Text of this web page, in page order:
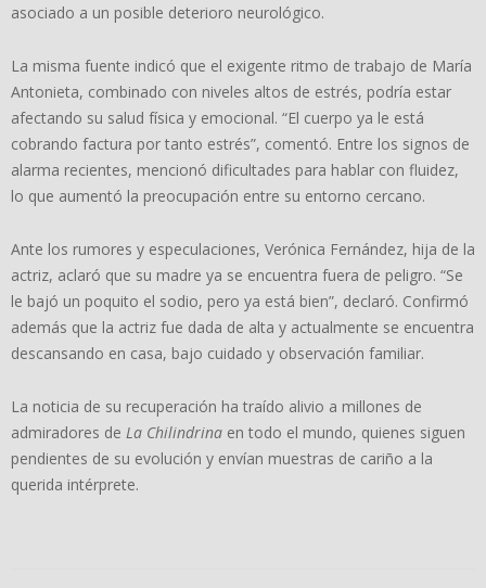
asociado a un posible deterioro neurológico.
La misma fuente indicó que el exigente ritmo de trabajo de María
Antonieta, combinado con niveles altos de estrés, podría estar
afectando su salud física y emocional. “El cuerpo ya le está
cobrando factura por tanto estrés”, comentó. Entre los signos de
alarma recientes, mencionó dificultades para hablar con fluidez,
lo que aumentó la preocupación entre su entorno cercano.
Ante los rumores y especulaciones, Verónica Fernández, hija de la
actriz, aclaró que su madre ya se encuentra fuera de peligro. “Se
le bajó un poquito el sodio, pero ya está bien”, declaró. Confirmó
además que la actriz fue dada de alta y actualmente se encuentra
descansando en casa, bajo cuidado y observación familiar.
La noticia de su recuperación ha traído alivio a millones de
admiradores de La Chilindrina en todo el mundo, quienes siguen
pendientes de su evolución y envían muestras de cariño a la
querida intérprete.